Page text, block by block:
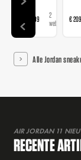
€ 139,99
2
webshops €
Alle Jordan
AIR JORDAN 11
RECENTE